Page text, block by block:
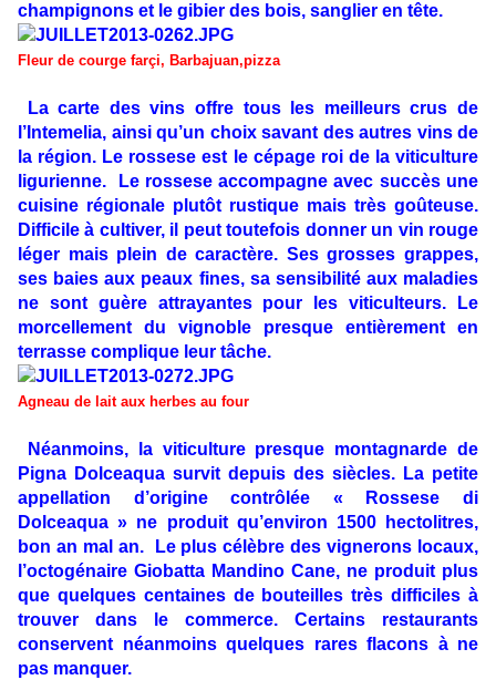
champignons et le gibier des bois, sanglier en tête.
Fleur de courge farçi, Barbajuan,pizza
La carte des vins offre tous les meilleurs crus de
l’Intemelia, ainsi qu’un choix savant des autres vins de
la région. Le rossese est le cépage roi de la viticulture
ligurienne. Le rossese accompagne avec succès une
cuisine régionale plutôt rustique mais très goûteuse.
Difficile à cultiver, il peut toutefois donner un vin rouge
léger mais plein de caractère. Ses grosses grappes,
ses baies aux peaux fines, sa sensibilité aux maladies
ne sont guère attrayantes pour les viticulteurs. Le
morcellement du vignoble presque entièrement en
terrasse complique leur tâche.
Agneau de lait aux herbes au four
Néanmoins, la viticulture presque montagnarde de
Pigna Dolceaqua survit depuis des siècles. La petite
appellation d’origine contrôlée « Rossese di
Dolceaqua » ne produit qu’environ 1500 hectolitres,
bon an mal an. Le plus célèbre des vignerons locaux,
l’octogénaire Giobatta Mandino Cane, ne produit plus
que quelques centaines de bouteilles très difficiles à
trouver dans le commerce. Certains restaurants
conservent néanmoins quelques rares flacons à ne
pas manquer.